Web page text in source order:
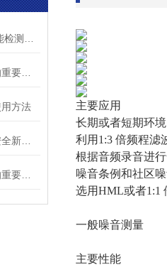
方法
主要应用
长期或者短期环
利用1:3 倍频程滤
根据音频录音进
噪音条例和社区
选用HML或者1:1
一般噪音测量
主要性能